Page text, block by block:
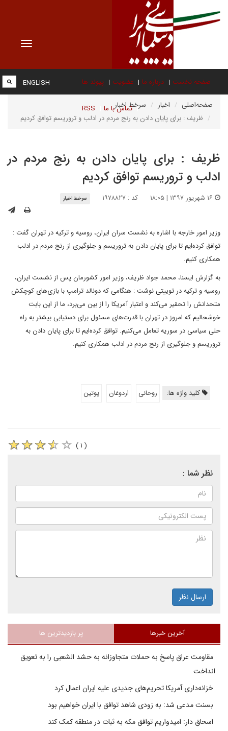
Toggle
صفحه نخست درباره ما عضویت پیوند ها
تماس با ما RSS
ENGLISH
صفحه‌اصلی اخبار
سرخط اخبار
ظریف :‌ برای پایان دادن به رنج مردم در ادلب و تروریسم توافق کردیم
ظریف :‌ برای پایان دادن به رنج مردم در
ادلب و تروریسم توافق کردیم
کد : ۱۹۷۸۸۲۷ سرخط اخبار
وزیر امور خارجه با اشاره به نشست سران ایران، روسیه و ترکیه در تهران گفت :
توافق کرده‌ایم تا برای پایان دادن به تروریسم و جلوگیری از رنج مردم در ادلب
همکاری کنیم.
به گزارش ایسنا، محمد جواد ظریف، وزیر امور کشورمان پس از نشست ایران،
‌روسیه و ترکیه در توییتی نوشت : هنگامی که دونالد ترامپ با بازی‌های کوچکش
متحدانش را تحقیر می‌کند و اعتبار آمریکا را از بین می‌برد، ما از این بابت
خوشحالیم که امروز در تهران با قدرت‌های مسئول برای دستیابی بیشتر به راه
حلی سیاسی در سوریه تعامل می‌کنیم. توافق کرده‌ایم تا برای پایان دادن به
تروریسم و جلوگیری از رنج مردم در ادلب همکاری کنیم.
کلید واژه ها: روحانی اردوغان پوتین
( ۱ )
نظر شما :
ارسال نظر
آخرین خبرها پر بازدیدترین ها
مقاومت عراق پاسخ به حملات متجاوزانه به حشد الشعبی را به تعویق
انداخت
خزانه‌داری آمریکا تحریم‌های جدیدی علیه ایران اعمال کرد
بسنت مدعی شد: به زودی شاهد توافق با ایران خواهیم بود
اسحاق دار: امیدواریم توافق مکه به ثبات در منطقه کمک کند